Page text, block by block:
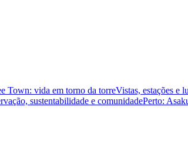
Town: vida em torno da torreVistas, estações e
sustentabilidade e comunidadePerto: